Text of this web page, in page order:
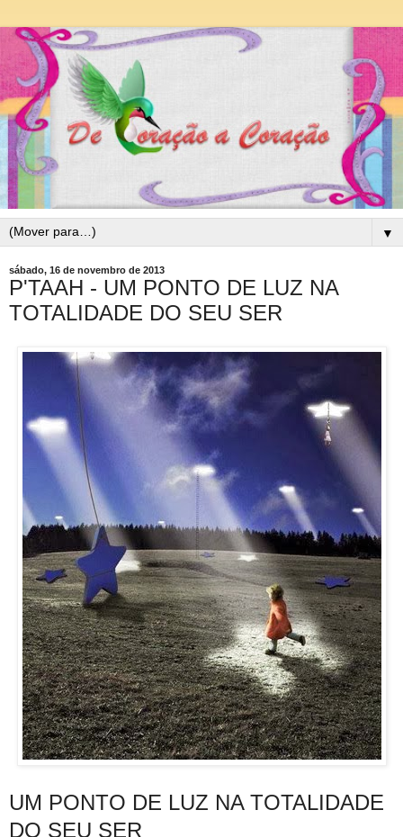
▼
sábado, 16 de novembro de 2013
P'TAAH - UM PONTO DE LUZ NA
TOTALIDADE DO SEU SER
UM PONTO DE LUZ NA TOTALIDADE
DO SEU SER